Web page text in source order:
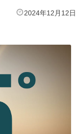
2024年12月12日